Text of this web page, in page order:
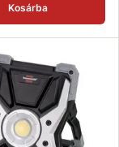
Kosárba